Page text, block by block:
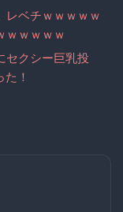
レベチｗｗｗｗｗ
ｗｗｗｗｗ
セクシー巨乳投
！